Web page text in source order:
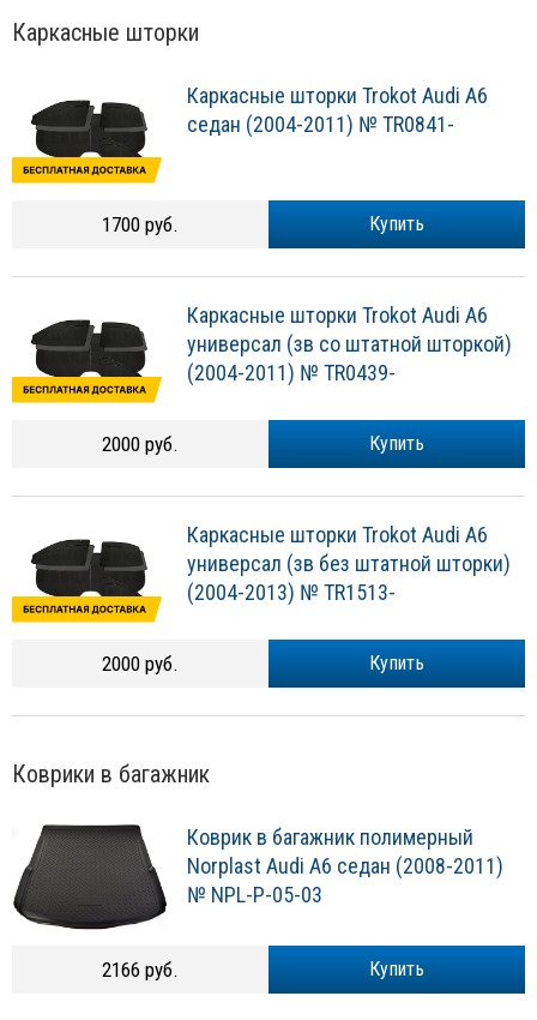
Каркасные шторки
Каркасные шторки Trokot Audi A6
седан (2004-2011) № TR0841-
Купить
1700 руб.
Каркасные шторки Trokot Audi A6
универсал (зв со штатной шторкой)
(2004-2011) № TR0439-
Купить
2000 руб.
Каркасные шторки Trokot Audi A6
универсал (зв без штатной шторки)
(2004-2013) № TR1513-
Купить
2000 руб.
Коврики в багажник
Коврик в багажник полимерный
Norplast Audi A6 седан (2008-2011)
№ NPL-P-05-03
Купить
2166 руб.